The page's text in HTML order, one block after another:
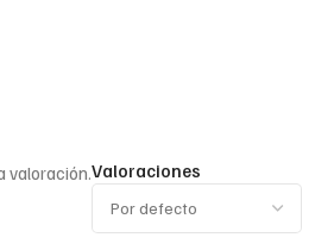
Valoraciones
valoración.